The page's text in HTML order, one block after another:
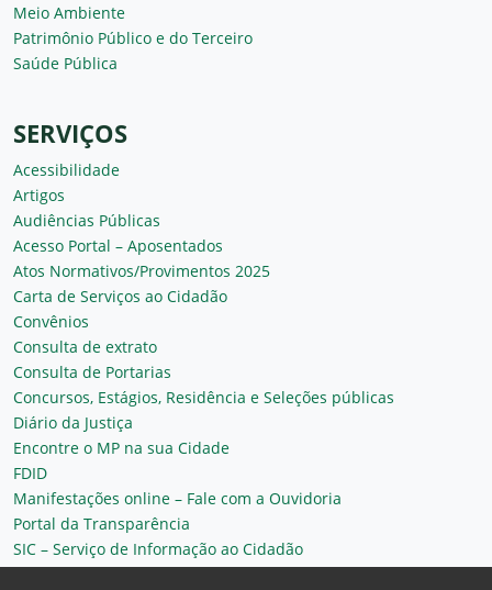
Meio Ambiente
Patrimônio Público e do Terceiro
Saúde Pública
SERVIÇOS
Acessibilidade
Artigos
Audiências Públicas
Acesso Portal – Aposentados
Atos Normativos/Provimentos 2025
Carta de Serviços ao Cidadão
Convênios
Consulta de extrato
Consulta de Portarias
Concursos, Estágios, Residência e Seleções públicas
Diário da Justiça
Encontre o MP na sua Cidade
FDID
Manifestações online – Fale com a Ouvidoria
Portal da Transparência
SIC – Serviço de Informação ao Cidadão
Plantão MP do Ceará